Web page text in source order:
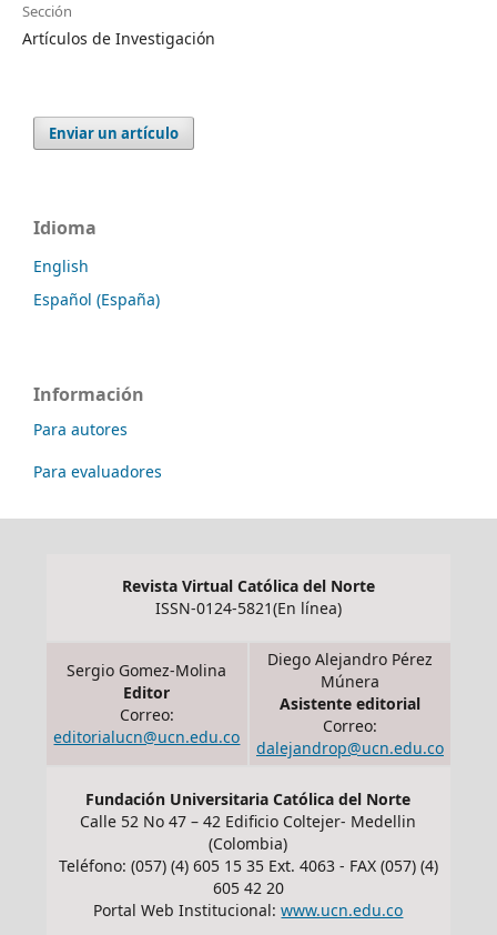
Sección
Artículos de Investigación
Enviar un artículo
Idioma
English
Español (España)
Información
Para autores
Para evaluadores
Revista Virtual Católica del Norte
ISSN-0124-5821(En línea)
Sergio Gomez-Molina
Editor
Correo:
editorialucn@ucn.edu.co
Diego Alejandro Pérez
Múnera
Asistente editorial
Correo:
dalejandrop@ucn.edu.co
Fundación Universitaria Católica del Norte
Calle 52 No 47 – 42 Edificio Coltejer- Medellin
(Colombia)
Teléfono: (057) (4) 605 15 35 Ext. 4063 - FAX (057) (4)
605 42 20
Portal Web Institucional:www.ucn.edu.co